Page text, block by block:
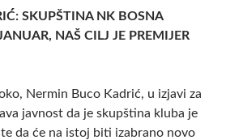
SKUPŠTINA NK BOSNA
NAŠ CILJ JE PREMIJER
Nermin Buco Kadrić, u izjavi za
javnost da je skupština kluba je
da će na istoj biti izabrano novo